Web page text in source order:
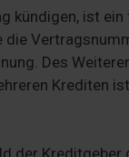
kündigen, ist
Des
Krediten